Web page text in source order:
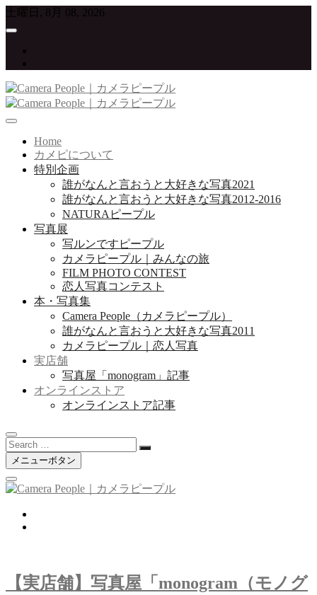
Skip
content
土曜日, 8月 08, 2026
Camera People｜カメラピープル
写真が大好きな人たちをつなげていくプロジェクト
Home
カメピについて
特別企画
誰がなんと言おうと大好きな写真2021
誰がなんと言おうと大好きな写真2012-2016
NATURAピープル
写真展
写ルンですピープル
カメラピープル｜みんなの旅
FILM PHOTO CONTEST
恋人写真コンテスト
本・写真集
Camera People（カメラピープル）
誰がなんと言おうと大好きな写真2011
カメラピープル｜恋人写真
実店舗
写真屋「monogram」記事
オンラインストア
オンラインストア記事
Search
…メニューボタン
【実店舗】写真屋「monogram（モノグ